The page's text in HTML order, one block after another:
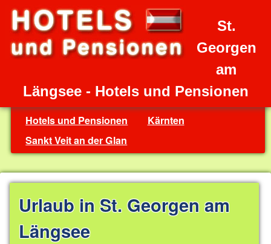
St.
Georgen
am
Längsee - Hotels und Pensionen
Hotels und Pensionen
Kärnten
Sankt Veit an der Glan
Urlaub in St. Georgen am
Längsee